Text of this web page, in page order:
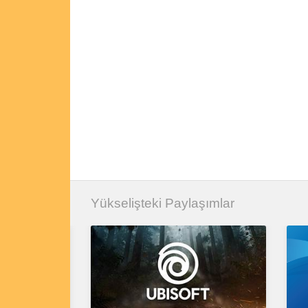
Yükselişteki Paylaşımlar